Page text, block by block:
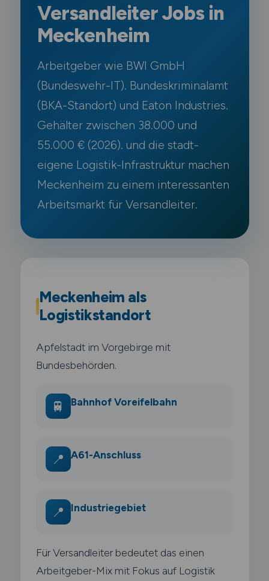
Versandleiter Jobs in
Meckenheim
Arbeitgeber wie BWI GmbH
(Bundeswehr-IT). Bundeskriminalamt
(BKA-Standort) und Eaton Industries.
Gehälter zwischen 38.000 und
55.000 € (2026). und die stadt-
eigene Logistik-Infrastruktur machen
Meckenheim zu einem interessanten
Arbeitsmarkt für Versandleiter.
Meckenheim als
Logistikstandort
Apfelstadt im Vorgebirge mit
Bundesbehörden.
🚆 Bahnhof Voreifelbahn
📍 A61-Anschluss
📍 Industriegebiet
Für Versandleiter bedeutet das einen
Arbeitgeber-Mix mit Fokus auf Logistik